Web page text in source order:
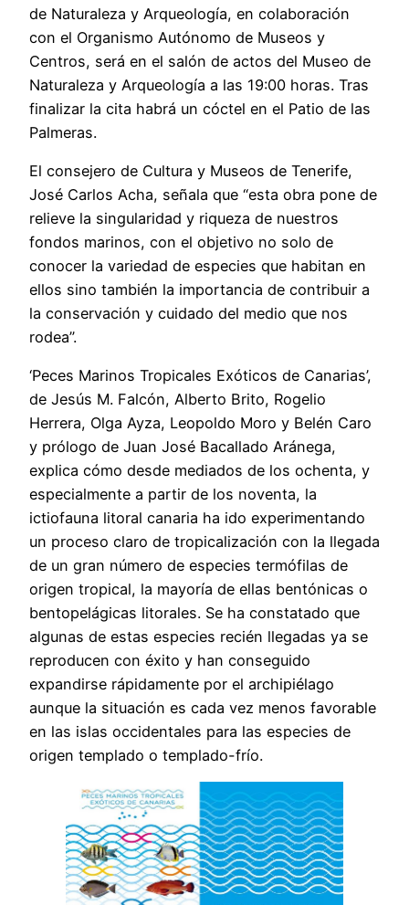
de Naturaleza y Arqueología, en colaboración
con el Organismo Autónomo de Museos y
Centros, será en el salón de actos del Museo de
Naturaleza y Arqueología a las 19:00 horas. Tras
finalizar la cita habrá un cóctel en el Patio de las
Palmeras.
El consejero de Cultura y Museos de Tenerife,
José Carlos Acha, señala que “esta obra pone de
relieve la singularidad y riqueza de nuestros
fondos marinos, con el objetivo no solo de
conocer la variedad de especies que habitan en
ellos sino también la importancia de contribuir a
la conservación y cuidado del medio que nos
rodea”.
‘Peces Marinos Tropicales Exóticos de Canarias’,
de Jesús M. Falcón, Alberto Brito, Rogelio
Herrera, Olga Ayza, Leopoldo Moro y Belén Caro
y prólogo de Juan José Bacallado Aránega,
explica cómo desde mediados de los ochenta, y
especialmente a partir de los noventa, la
ictiofauna litoral canaria ha ido experimentando
un proceso claro de tropicalización con la llegada
de un gran número de especies termófilas de
origen tropical, la mayoría de ellas bentónicas o
bentopelágicas litorales. Se ha constatado que
algunas de estas especies recién llegadas ya se
reproducen con éxito y han conseguido
expandirse rápidamente por el archipiélago
aunque la situación es cada vez menos favorable
en las islas occidentales para las especies de
origen templado o templado-frío.